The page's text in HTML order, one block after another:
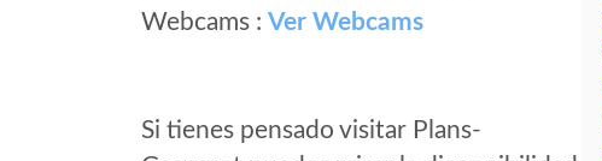
Webcams : Ver Webcams
Si tienes pensado visitar Plans-